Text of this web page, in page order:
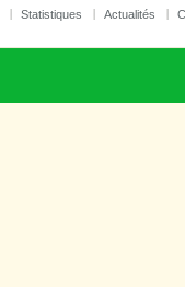
Statistiques Actualités